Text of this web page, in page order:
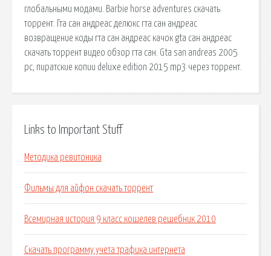
глобальными модами. Barbie horse adventures скачать
торрент. Гта сан андреас делюкс гта сан андреас
возвращение коды гта сан андреас качок gta сан андреас
скачать торрент видео обзор гта сан. Gta san andreas 2005
pc, пиратские копии deluxe edition 2015 mp3 через торрент.
Links to Important Stuff
Методика ревитоника
Фильмы для айфон скачать торрент
Всемирная история 9 класс кошелев решебник 2010
Скачать программу учета трафика интернета